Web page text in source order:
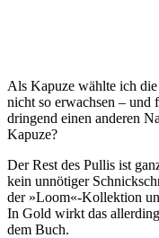
Als Kapuze wählte ich
nicht so erwachsen – und
dringend einen anderen
Kapuze?
Der Rest des Pullis ist
kein unnötiger
der »Loom«-Kollektion
In Gold wirkt das
dem Buch.